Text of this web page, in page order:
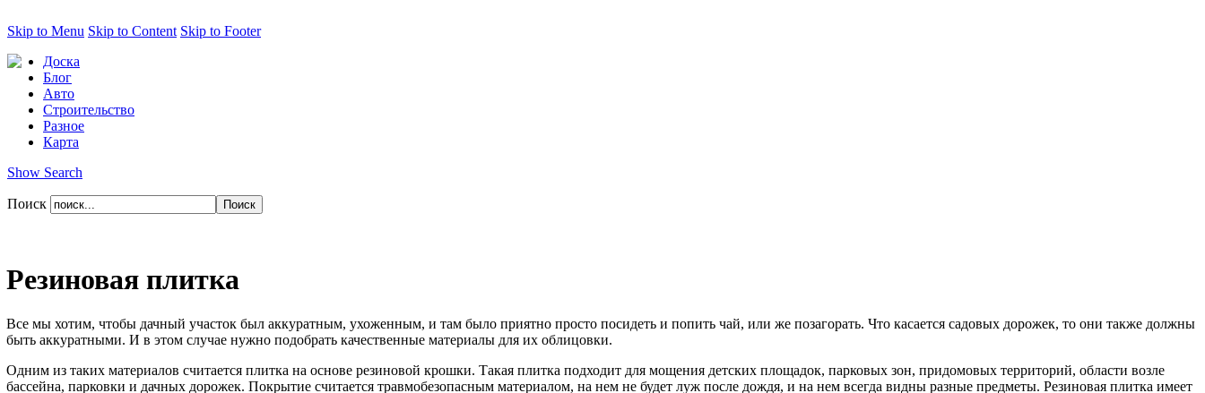
Skip to Menu Skip to Content Skip to Footer
Доска
Блог
Авто
Строительство
Разное
Карта
Show Search
Поиск
Резиновая плитка
Все мы хотим, чтобы дачный участок был аккуратным, ухоженным, и там было приятно просто посидеть и попить чай, или же позагорать. Что касается садовых дорожек, то они также должны
быть аккуратными. И в этом случае нужно подобрать качественные материалы для их облицовки.
Одним из таких материалов считается плитка на основе резиновой крошки. Такая плитка подходит для мощения детских площадок, парковых зон, придомовых территорий, области возле
бассейна, парковки и дачных дорожек. Покрытие считается травмобезопасным материалом, на нем не будет луж после дождя, и на нем всегда видны разные предметы. Резиновая плитка имеет